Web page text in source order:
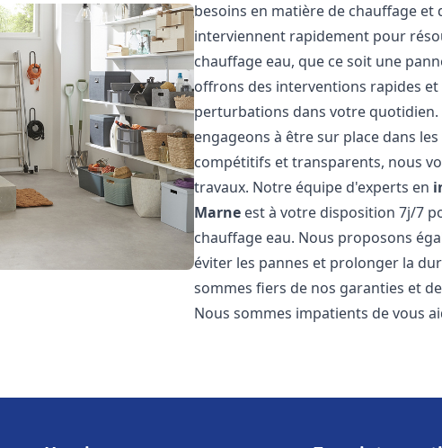
besoins en matière de chauffage
interviennent rapidement pour
chauffage eau, que ce soit une
offrons des interventions rapides
perturbations dans votre
engageons à être sur place dans
compétitifs et transparents, nous
travaux. Notre équipe d'experts en
Marne est à votre disposition 7j/7
chauffage eau. Nous proposons
éviter les pannes et prolonger la
sommes fiers de nos garanties et
Nous sommes impatients de vous